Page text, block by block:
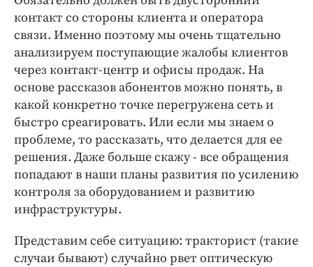
контакт со стороны клиента и оператора
связи. Именно поэтому мы очень тщательно
анализируем поступающие жалобы клиентов
через контакт-центр и офисы продаж. На
основе рассказов абонентов можно понять, в
какой конкретно точке перегружена сеть и
быстро среагировать. Или если мы знаем о
проблеме, то рассказать, что делается для ее
решения. Даже больше скажу - все обращения
попадают в наши планы развития по усилению
контроля за оборудованием и развитию
инфраструктуры.
Представим себе ситуацию: тракторист (такие
случаи бывают) случайно рвет оптическую